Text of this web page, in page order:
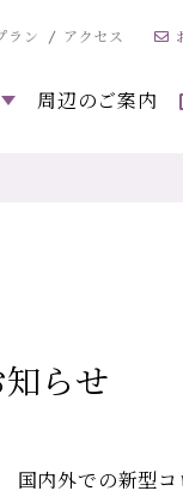
ラン アクセス
周辺のご案内
らせ
国内外での新型コ